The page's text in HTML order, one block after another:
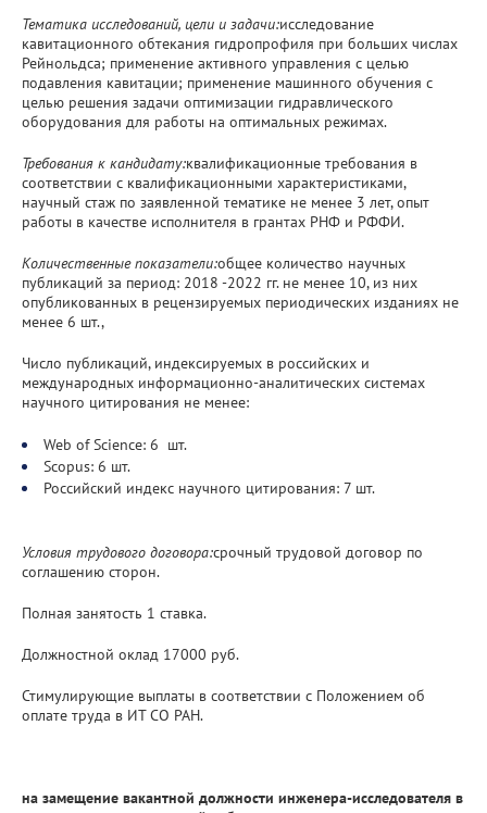
Тематика исследований, цели и задачи:исследование
кавитационного обтекания гидропрофиля при больших числах
Рейнольдса; применение активного управления с целью
подавления кавитации; применение машинного обучения с
целью решения задачи оптимизации гидравлического
оборудования для работы на оптимальных режимах.
Требования к кандидату:квалификационные требования в
соответствии с квалификационными характеристиками,
научный стаж по заявленной тематике не менее 3 лет, опыт
работы в качестве исполнителя в грантах РНФ и РФФИ.
Количественные показатели:общее количество научных
публикаций за период: 2018 -2022 гг. не менее 10, из них
опубликованных в рецензируемых периодических изданиях не
менее 6 шт.,
Число публикаций, индексируемых в российских и
международных информационно-аналитических системах
научного цитирования не менее:
Web of Science: 6 шт.
Scopus: 6 шт.
Российский индекс научного цитирования: 7 шт.
Условия трудового договора:срочный трудовой договор по
соглашению сторон.
Полная занятость 1 ставка.
Должностной оклад 17000 руб.
Стимулирующие выплаты в соответствии с Положением об
оплате труда в ИТ СО РАН.
на замещение вакантной должности инженера-исследователя в